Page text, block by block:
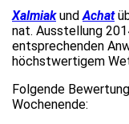
XalmiakundAchat
nat. Ausstellung
entsprechenden
höchstwertigem
Folgende
Wochenende: